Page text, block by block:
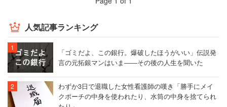
人気記事ランキング
「ゴミだよ、この銀行。爆破したほうがいい」伝説発
言の元拓銀マンはいま――その後の人生を聞いた
わずか3日で退職した女性看護師の嘆き「勝手にメイ
クポーチの中身を使われたり、水筒の中身を捨てられ